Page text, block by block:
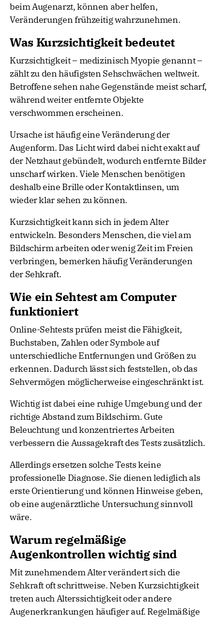
beim Augenarzt, können aber helfen,
Veränderungen frühzeitig wahrzunehmen.
Was Kurzsichtigkeit bedeutet
Kurzsichtigkeit – medizinisch Myopie genannt –
zählt zu den häufigsten Sehschwächen weltweit.
Betroffene sehen nahe Gegenstände meist scharf,
während weiter entfernte Objekte
verschwommen erscheinen.
Ursache ist häufig eine Veränderung der
Augenform. Das Licht wird dabei nicht exakt auf
der Netzhaut gebündelt, wodurch entfernte Bilder
unscharf wirken. Viele Menschen benötigen
deshalb eine Brille oder Kontaktlinsen, um
wieder klar sehen zu können.
Kurzsichtigkeit kann sich in jedem Alter
entwickeln. Besonders Menschen, die viel am
Bildschirm arbeiten oder wenig Zeit im Freien
verbringen, bemerken häufig Veränderungen
der Sehkraft.
Wie ein Sehtest am Computer
funktioniert
Online-Sehtests prüfen meist die Fähigkeit,
Buchstaben, Zahlen oder Symbole auf
unterschiedliche Entfernungen und Größen zu
erkennen. Dadurch lässt sich feststellen, ob das
Sehvermögen möglicherweise eingeschränkt ist.
Wichtig ist dabei eine ruhige Umgebung und der
richtige Abstand zum Bildschirm. Gute
Beleuchtung und konzentriertes Arbeiten
verbessern die Aussagekraft des Tests zusätzlich.
Allerdings ersetzen solche Tests keine
professionelle Diagnose. Sie dienen lediglich als
erste Orientierung und können Hinweise geben,
ob eine augenärztliche Untersuchung sinnvoll
wäre.
Warum regelmäßige
Augenkontrollen wichtig sind
Mit zunehmendem Alter verändert sich die
Sehkraft oft schrittweise. Neben Kurzsichtigkeit
treten auch Alterssichtigkeit oder andere
Augenerkrankungen häufiger auf. Regelmäßige